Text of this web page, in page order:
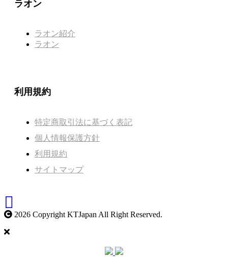
ラオン
ラオン紹介
ラオン
利用規約
特定商取引法に基づく表記
個人情報保護方針
利用規約
サイトマップ
2026 Copyright KTJapan All Right Reserved.